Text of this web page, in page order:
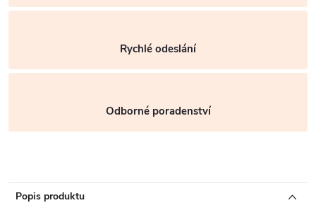
Rychlé odeslání
Odborné poradenství
Popis produktu